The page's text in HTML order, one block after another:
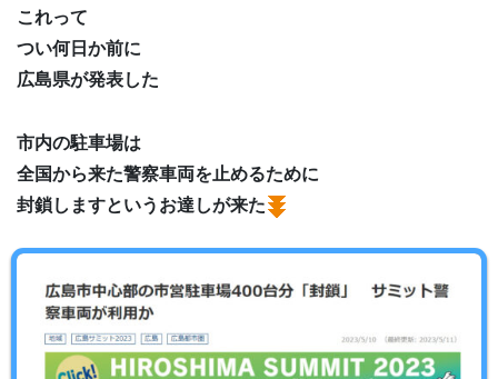
これって
つい何日か前に
広島県が発表した
市内の駐車場は
全国から来た警察車両を止めるために
封鎖しますというお達しが来た